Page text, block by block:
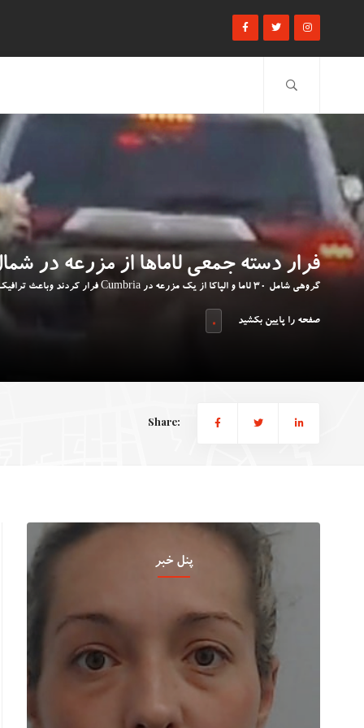
فرار دسته جمعی لاماها از مزرعه در شمال
گروهی شامل 30 لاما و الپاکا از یک مزرعه در Cumbria فرار کردند وباعث ترافیک جاده ای در منطقه شدند
صفحه را پایین بکشید
Share:
پنل خبر